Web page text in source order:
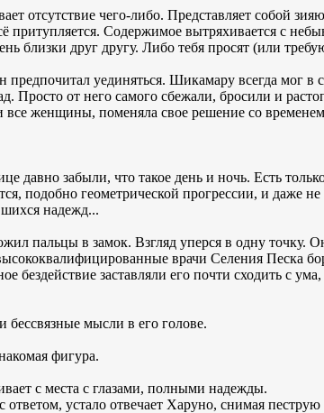
отсутствие чего-либо. Представляет собой
Содержимое вытряхивается с
близки друг другу. Либо тебя просят (или
уединяться. Шикамару всегда мог в
Просто от него самого сбежали, бросили и
все женщины, поменяла свое решение со
давно забыли, что такое день и ночь. Есть
подобно геометрической прогрессии, и даже
надежд...
пальцы в замок. Взгляд уперся в одну точку.
врачи Селения Песка
бездействие заставляли его почти сходить с
бессвязные мысли в его голове.
фигура.
с места с глазами, полными надежды.
устало отвечает Харуно, снимая